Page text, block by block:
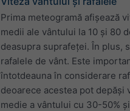
Prima meteogramă afișează
medii ale vântului la 10 și 80
deasupra suprafeței. În plus,
rafalele de vânt. Este
întotdeauna în considerare
deoarece acestea pot depăși
medie a vântului cu 30-50%